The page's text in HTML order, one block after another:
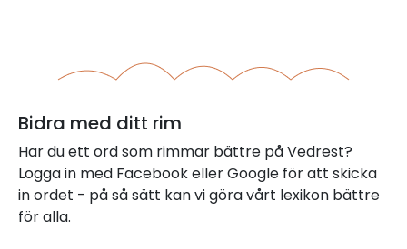
Bidra med ditt rim
Har du ett ord som rimmar bättre på Vedrest?
Logga in med Facebook eller Google för att skicka
in ordet - på så sätt kan vi göra vårt lexikon bättre
för alla.